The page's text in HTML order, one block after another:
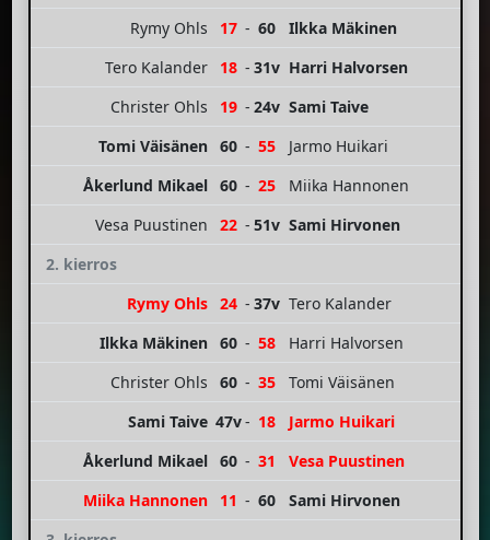
Rymy Ohls
17 - 60
Ilkka Mäkinen
Tero Kalander
18 - 31v Harri Halvorsen
Christer Ohls
19 - 24v Sami Taive
Tomi Väisänen
60 - 55
Jarmo Huikari
Åkerlund Mikael
60 - 25
Miika Hannonen
Vesa Puustinen
22 - 51v Sami Hirvonen
2. kierros
Rymy Ohls
24 - 37v Tero Kalander
Ilkka Mäkinen
60 - 58
Harri Halvorsen
Christer Ohls
60 - 35
Tomi Väisänen
Sami Taive 47v- 18
Jarmo Huikari
Åkerlund Mikael
60 - 31
Vesa Puustinen
Miika Hannonen
11 - 60
Sami Hirvonen